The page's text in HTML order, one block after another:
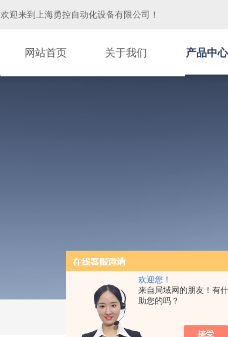
欢迎您！
来自局域网的朋友！有
助您的吗？
欢迎来到 上海勇控自动化设备有限公司 ！
网站首页 关于我们 产品中心